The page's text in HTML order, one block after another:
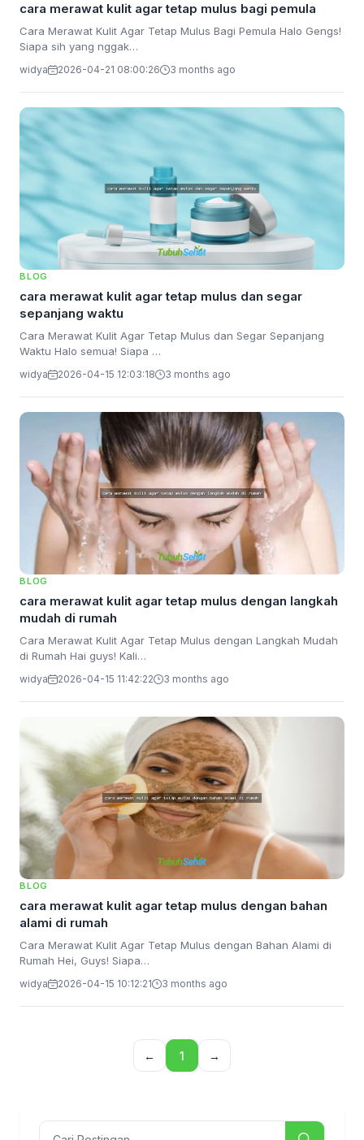
cara merawat kulit agar tetap mulus bagi pemula
Cara Merawat Kulit Agar Tetap Mulus Bagi Pemula Halo Gengs!
Siapa sih yang nggak…
widya 2026-04-21 08:00:26 3 months ago
BLOG
cara merawat kulit agar tetap mulus dan segar
sepanjang waktu
Cara Merawat Kulit Agar Tetap Mulus dan Segar Sepanjang
Waktu Halo semua! Siapa …
widya 2026-04-15 12:03:18 3 months ago
BLOG
cara merawat kulit agar tetap mulus dengan langkah
mudah di rumah
Cara Merawat Kulit Agar Tetap Mulus dengan Langkah Mudah
di Rumah Hai guys! Kali…
widya 2026-04-15 11:42:22 3 months ago
BLOG
cara merawat kulit agar tetap mulus dengan bahan
alami di rumah
Cara Merawat Kulit Agar Tetap Mulus dengan Bahan Alami di
Rumah Hei, Guys! Siapa…
widya 2026-04-15 10:12:21 3 months ago
← 1 →